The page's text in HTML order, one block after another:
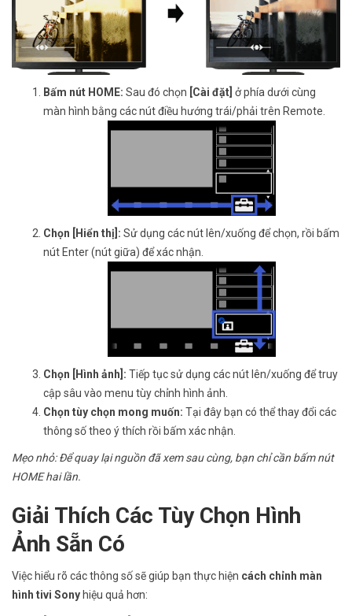
Bấm nút HOME: Sau đó chọn [Cài đặt] ở phía dưới cùng
màn hình bằng các nút điều hướng trái/phải trên Remote.
Chọn [Hiển thị]: Sử dụng các nút lên/xuống để chọn, rồi bấm
nút Enter (nút giữa) để xác nhận.
Chọn [Hình ảnh]: Tiếp tục sử dụng các nút lên/xuống để truy
cập sâu vào menu tùy chỉnh hình ảnh.
Chọn tùy chọn mong muốn: Tại đây bạn có thể thay đổi các
thông số theo ý thích rồi bấm xác nhận.
Mẹo nhỏ: Để quay lại nguồn đã xem sau cùng, bạn chỉ cần bấm nút
HOME hai lần.
Giải Thích Các Tùy Chọn Hình
Ảnh Sẵn Có
Việc hiểu rõ các thông số sẽ giúp bạn thực hiện cách chỉnh màn
hình tivi Sony hiệu quả hơn: